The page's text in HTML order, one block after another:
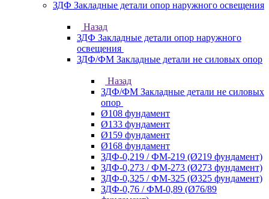
ЗДФ Закладные детали опор наружного освещения
Назад
ЗДФ Закладные детали опор наружного
освещения
ЗДФ/ФМ Закладные детали не силовых опор
Назад
ЗДФ/ФМ Закладные детали не силовых
опор
Ø108 фундамент
Ø133 фундамент
Ø159 фундамент
Ø168 фундамент
ЗДФ-0,219 / ФМ-219 (Ø219 фундамент)
ЗДФ-0,273 / ФМ-273 (Ø273 фундамент)
ЗДФ-0,325 / ФМ-325 (Ø325 фундамент)
ЗДФ-0,76 / ФМ-0,89 (Ø76/89